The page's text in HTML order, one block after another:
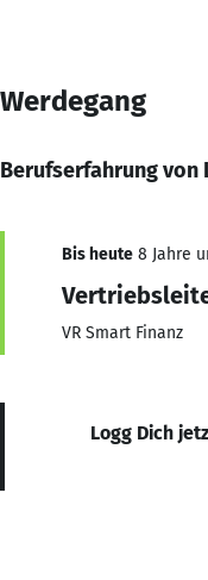
Werdegang
Berufserfahrung von
Bis heute 8 Jahre
VR Smart Finanz
Logg Dich